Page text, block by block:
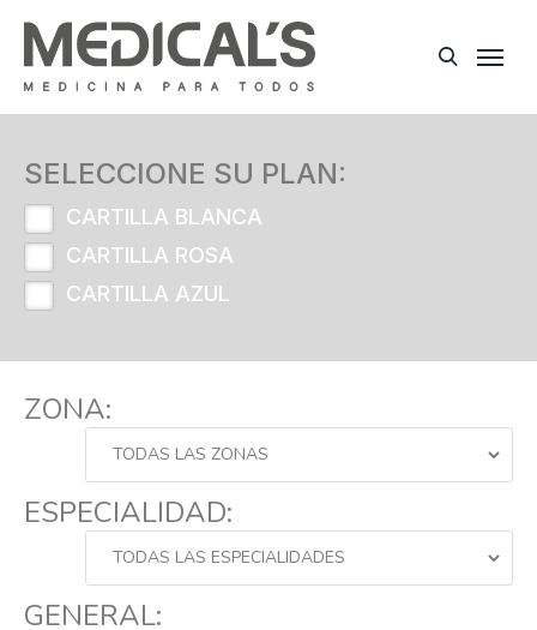
SELECCIONE SU PLAN:
CARTILLA BLANCA
CARTILLA ROSA
CARTILLA AZUL
ZONA:
ESPECIALIDAD:
GENERAL: